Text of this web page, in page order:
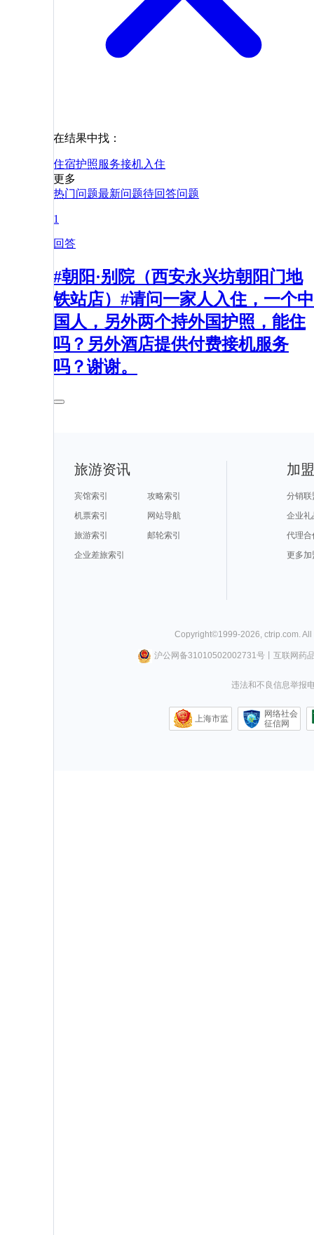
在结果中找：
住宿护照服务接机入住
更多
热门问题最新问题待回答问题
1
回答
#朝阳·别院（西安永兴坊朝阳门地
铁站店）#请问一家人入住，一个中
国人，另外两个持外国护照，能住
吗？另外酒店提供付费接机服务
吗？谢谢。
旅游资讯
宾馆索引
攻略索引
机票索引
网站导航
旅游索引
邮轮索引
企业差旅索引
加
分销联
企业礼
代理合
更多加
Copyright©1999-2026 ctrip.com .
沪公网备31010502002731号丨 互联网药
违法和不良信息举报
上海市监
网络社会
征信网